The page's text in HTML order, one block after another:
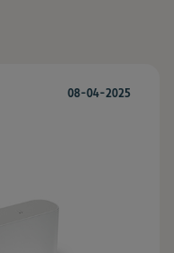
08-04-2025